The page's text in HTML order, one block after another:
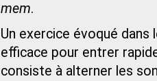
mem.
Un exercice évoqué
efficace pour entrer
consiste à alterner les